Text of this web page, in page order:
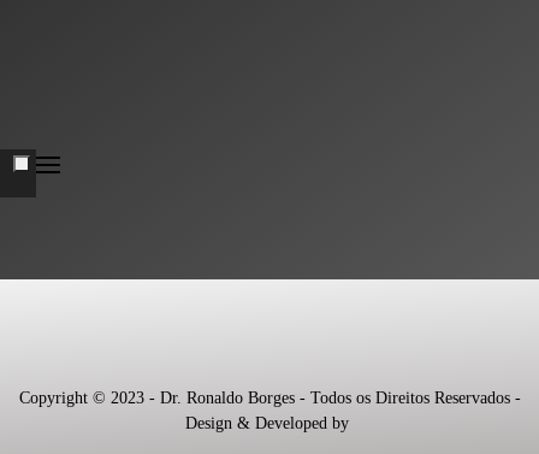
Copyright © 2023 - Dr. Ronaldo Borges - Todos os Direitos Reservados -
Design & Developed by